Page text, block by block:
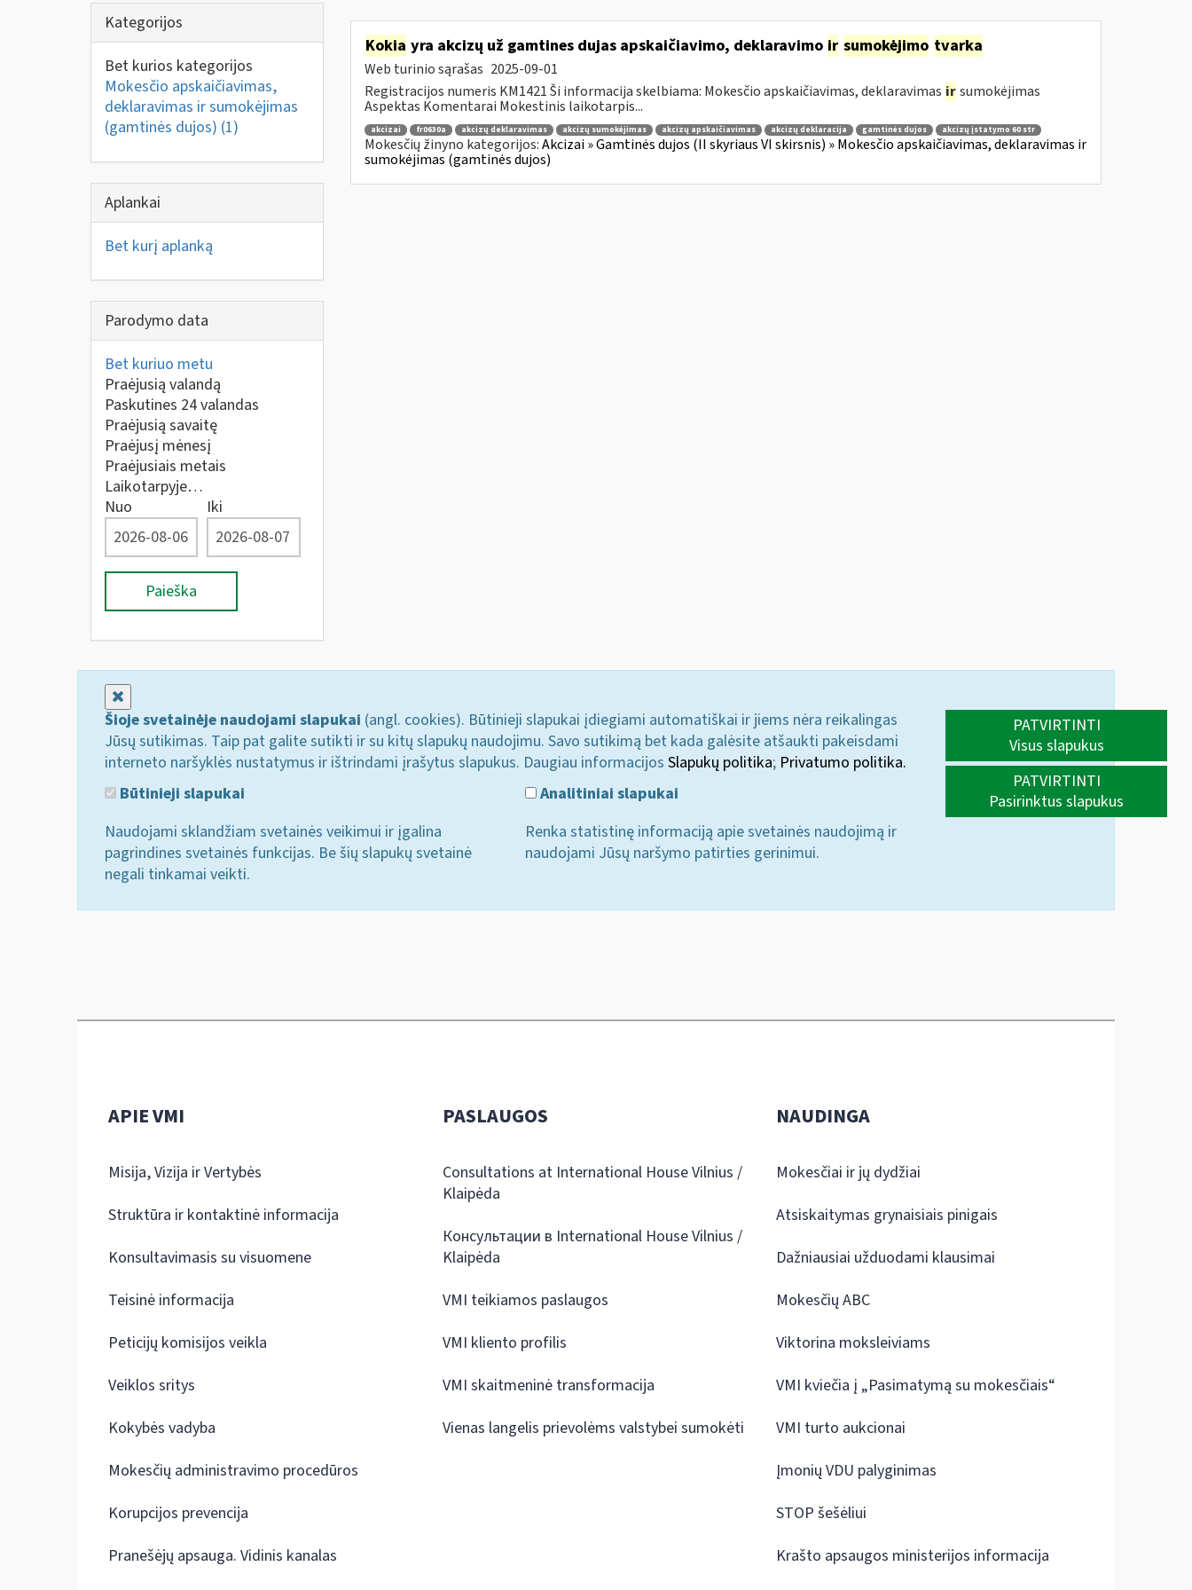
Kategorijos
Bet kurios kategorijos
Mokesčio apskaičiavimas,
deklaravimas ir sumokėjimas
(gamtinės dujos) (1)
Aplankai
Bet kurį aplanką
Parodymo data
Bet kuriuo metu
Praėjusią valandą
Paskutines 24 valandas
Praėjusią savaitę
Praėjusį mėnesį
Praėjusiais metais
Laikotarpyje…
Nuo
Iki
Paieška
Kokia yra akcizų už gamtines dujas apskaičiavimo, deklaravimo ir sumokėjimo tvarka
Web turinio sąrašas 2025-09-01
Registracijos numeris KM1421 Ši informacija skelbiama: Mokesčio apskaičiavimas, deklaravimas ir sumokėjimas
Aspektas Komentarai Mokestinis laikotarpis...
akcizai fr0630a akcizų deklaravimas akcizų sumokėjimas akcizų apskaičiavimas akcizų deklaracija gamtinės dujos akcizų įstatymo 60 str
Mokesčių žinyno kategorijos:Akcizai » Gamtinės dujos (II skyriaus VI skirsnis) » Mokesčio apskaičiavimas, deklaravimas ir
sumokėjimas (gamtinės dujos)
Šioje svetainėje naudojami slapukai (angl. cookies). Būtinieji slapukai įdiegiami automatiškai ir jiems nėra reikalingas
Jūsų sutikimas. Taip pat galite sutikti ir su kitų slapukų naudojimu. Savo sutikimą bet kada galėsite atšaukti pakeisdami
interneto naršyklės nustatymus ir ištrindami įrašytus slapukus. Daugiau informacijos Slapukų politika; Privatumo politika.
Būtinieji slapukai
Naudojami sklandžiam svetainės veikimui ir įgalina
pagrindines svetainės funkcijas. Be šių slapukų svetainė
negali tinkamai veikti.
Analitiniai slapukai
Renka statistinę informaciją apie svetainės naudojimą ir
naudojami Jūsų naršymo patirties gerinimui.
PATVIRTINTI
Visus slapukus
PATVIRTINTI
Pasirinktus slapukus
APIE VMI
Misija, Vizija ir Vertybės
Struktūra ir kontaktinė informacija
Konsultavimasis su visuomene
Teisinė informacija
Peticijų komisijos veikla
Veiklos sritys
Kokybės vadyba
Mokesčių administravimo procedūros
Korupcijos prevencija
Pranešėjų apsauga. Vidinis kanalas
PASLAUGOS
Consultations at International House Vilnius /
Klaipėda
Консультации в International House Vilnius /
Klaipėda
VMI teikiamos paslaugos
VMI kliento profilis
VMI skaitmeninė transformacija
Vienas langelis prievolėms valstybei sumokėti
NAUDINGA
Mokesčiai ir jų dydžiai
Atsiskaitymas grynaisiais pinigais
Dažniausiai užduodami klausimai
Mokesčių ABC
Viktorina moksleiviams
VMI kviečia į „Pasimatymą su mokesčiais“
VMI turto aukcionai
Įmonių VDU palyginimas
STOP šešėliui
Krašto apsaugos ministerijos informacija